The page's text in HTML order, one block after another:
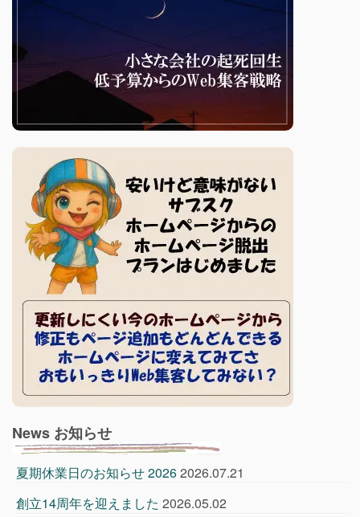
News お知らせ
夏期休業日のお知らせ 20262026.07.21
創立14周年を迎えました 2026.05.02